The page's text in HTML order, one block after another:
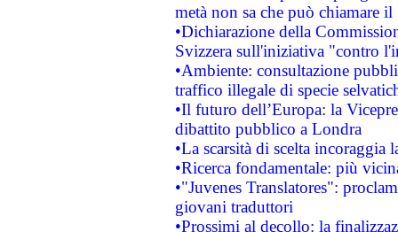
metà non sa che può chiamare
•Dichiarazione della
Svizzera sull'iniziativa "contro
•Ambiente: consultazione
traffico illegale di specie
•Il futuro dell’Europa: la
dibattito pubblico a Londra
•La scarsità di scelta
•Ricerca fondamentale: più
•"Juvenes Translatores":
giovani traduttori
•Prossimi al decollo: la